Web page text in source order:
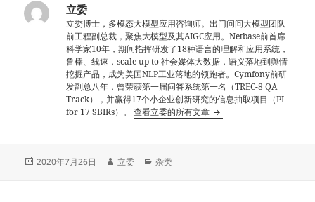
立委
立委博士，多模态大模型应用咨询师。出门问问大模型团队
前工程副总裁，聚焦大模型及其AIGC应用。Netbase前首席
科学家10年，期间指挥研发了18种语言的理解和应用系统，
鲁棒、线速，scale up to 社会媒体大数据，语义落地到舆情
挖掘产品，成为美国NLP工业落地的领跑者。Cymfony前研
发副总八年，曾荣获第一届问答系统第一名（TREC-8 QA
Track），并赢得17个小企业创新研究的信息抽取项目（PI
for 17 SBIRs）。查看立委的所有文章
发
2020年7月26日
作
立委
分
杂类